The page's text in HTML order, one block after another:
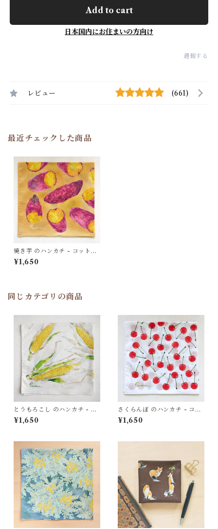
Add to cart
日本国内にお住まいの方向け
通報する
レビュー (661)
最近チェックした商品
焼き芋 のハンカチ - コット
ン・すこし大きめ - スカーフ
にも
¥1,650
同じカテゴリの商品
とうもろこし のハンカチ - コ
ットン・すこし大きめ - スカ
ーフにも HC23
¥1,650
さくらんぼ のハンカチ - コッ
トン・すこし大きめ - スカー
フにも
¥1,650